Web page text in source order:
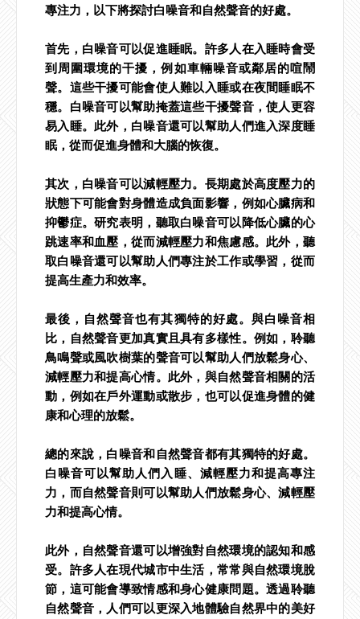
專注力，以下將探討白噪音和自然聲音的好處。
首先，白噪音可以促進睡眠。許多人在入睡時會受
到周圍環境的干擾，例如車輛噪音或鄰居的喧鬧
聲。這些干擾可能會使人難以入睡或在夜間睡眠不
穩。白噪音可以幫助掩蓋這些干擾聲音，使人更容
易入睡。此外，白噪音還可以幫助人們進入深度睡
眠，從而促進身體和大腦的恢復。
其次，白噪音可以減輕壓力。長期處於高度壓力的
狀態下可能會對身體造成負面影響，例如心臟病和
抑鬱症。研究表明，聽取白噪音可以降低心臟的心
跳速率和血壓，從而減輕壓力和焦慮感。此外，聽
取白噪音還可以幫助人們專注於工作或學習，從而
提高生產力和效率。
最後，自然聲音也有其獨特的好處。與白噪音相
比，自然聲音更加真實且具有多樣性。例如，聆聽
鳥鳴聲或風吹樹葉的聲音可以幫助人們放鬆身心、
減輕壓力和提高心情。此外，與自然聲音相關的活
動，例如在戶外運動或散步，也可以促進身體的健
康和心理的放鬆。
總的來說，白噪音和自然聲音都有其獨特的好處。
白噪音可以幫助人們入睡、減輕壓力和提高專注
力，而自然聲音則可以幫助人們放鬆身心、減輕壓
力和提高心情。
此外，自然聲音還可以增強對自然環境的認知和感
受。許多人在現代城市中生活，常常與自然環境脫
節，這可能會導致情感和身心健康問題。透過聆聽
自然聲音，人們可以更深入地體驗自然界中的美好